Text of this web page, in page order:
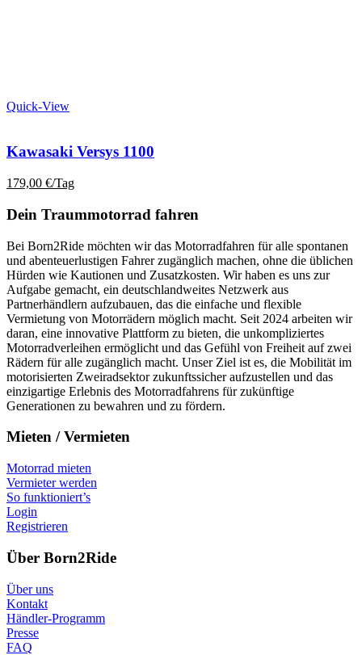
Quick-View
Kawasaki Versys 1100
179,00 €/Tag
Dein Traummotorrad fahren
Bei Born2Ride möchten wir das Motorradfahren für alle spontanen
und abenteuerlustigen Fahrer zugänglich machen, ohne die üblichen
Hürden wie Kautionen und Zusatzkosten. Wir haben es uns zur
Aufgabe gemacht, ein deutschlandweites Netzwerk aus
Partnerhändlern aufzubauen, das die einfache und flexible
Vermietung von Motorrädern möglich macht. Seit 2024 arbeiten wir
daran, eine innovative Plattform zu bieten, die unkompliziertes
Motorradverleihen ermöglicht und das Gefühl von Freiheit auf zwei
Rädern für alle zugänglich macht. Unser Ziel ist es, die Mobilität im
motorisierten Zweiradsektor zukunftssicher aufzustellen und das
einzigartige Erlebnis des Motorradfahrens für zukünftige
Generationen zu bewahren und zu fördern.
Mieten / Vermieten
Motorrad mieten
Vermieter werden
So funktioniert’s
Login
Registrieren
Über Born2Ride
Über uns
Kontakt
Händler-Programm
Presse
FAQ